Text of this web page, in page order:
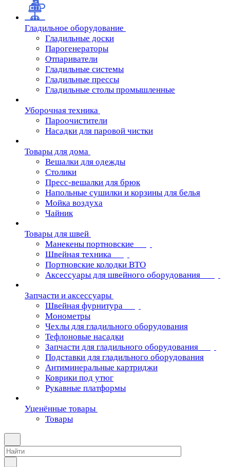
Гладильное оборудование
Гладильные доски
Парогенераторы
Отпариватели
Гладильные системы
Гладильные прессы
Гладильные столы промышленные
Уборочная техника
Пароочистители
Насадки для паровой чистки
Товары для дома
Вешалки для одежды
Столики
Пресс-вешалки для брюк
Напольные сушилки и корзины для белья
Мойка воздуха
Чайник
Товары для швей
Манекены портновские
Швейная техника
Портновские колодки ВТО
Аксессуары для швейного оборудования
Запчасти и аксессуары
Швейная фурнитура
Монометры
Чехлы для гладильного оборудования
Тефлоновые насадки
Запчасти для гладильного оборудования
Подставки для гладильного оборудования
Антиминеральные картриджи
Коврики под утюг
Рукавные платформы
Уценённые товары
Товары